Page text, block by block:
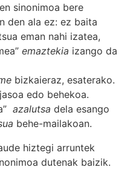
sinonimoa bere
den ala ez: ez baita
eman nahi izatea,
emaztekia izango da
bizkaieraz, esaterako.
edo behekoa.
azalutsa dela esango
behe-mailakoan.
hiztegi arruntek
dutenak baizik.